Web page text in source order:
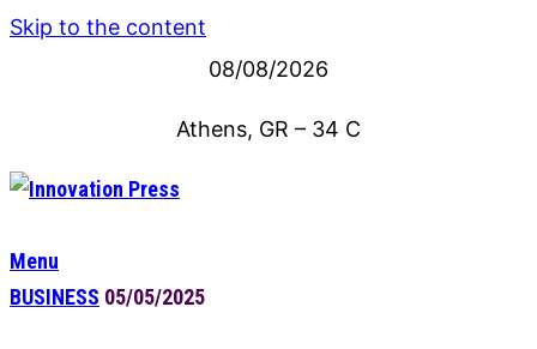
Skip to the content
08/08/2026
Athens, GR – 34 C
Menu
BUSINESS 05/05/2025